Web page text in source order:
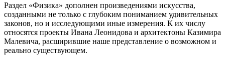
Раздел «Физика» дополнен произведениями искусства,
созданными не только с глубоким пониманием удивительных
законов, но и исследующими иные измерения. К их числу
относятся проекты Ивана Леонидова и архитектоны Казимира
Малевича, расширившие наше представление о возможном и
реально существующем.